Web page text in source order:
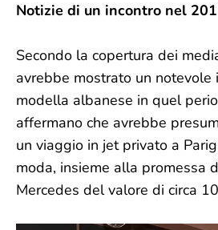
Notizie di un incontro nel
Secondo la copertura dei
avrebbe mostrato un notevole
modella albanese in quel
affermano che avrebbe
un viaggio in jet privato a
moda, insieme alla promessa
Mercedes del valore di circa